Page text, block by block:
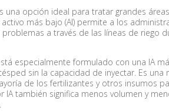
una opción ideal para tratar grandes
activo más bajo (AI) permite a los
a través de las líneas de riego
especialmente formulado con una IA
sin la capacidad de inyectar. Es una
de los fertilizantes y otros insumos
IA también significa menos volumen y